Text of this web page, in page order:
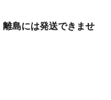
島には発送できませ